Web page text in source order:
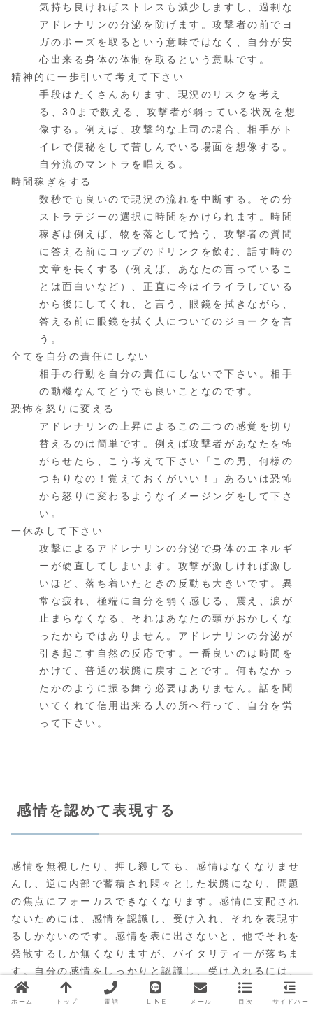
気持ち良ければストレスも減少しますし、過剰な
アドレナリンの分泌を防げます。攻撃者の前でヨ
ガのポーズを取るという意味ではなく、自分が安
心出来る身体の体制を取るという意味です。
精神的に一歩引いて考えて下さい
手段はたくさんあります、現況のリスクを考え
る、30まで数える、攻撃者が弱っている状況を想
像する。例えば、攻撃的な上司の場合、相手がト
イレで便秘をして苦しんでいる場面を想像する。
自分流のマントラを唱える。
時間稼ぎをする
数秒でも良いので現況の流れを中断する。その分
ストラテジーの選択に時間をかけられます。時間
稼ぎは例えば、物を落として拾う、攻撃者の質問
に答える前にコップのドリンクを飲む、話す時の
文章を長くする（例えば、あなたの言っているこ
とは面白いなど）、正直に今はイライラしている
から後にしてくれ、と言う、眼鏡を拭きながら、
答える前に眼鏡を拭く人についてのジョークを言
う。
全てを自分の責任にしない
相手の行動を自分の責任にしないで下さい。相手
の動機なんてどうでも良いことなのです。
恐怖を怒りに変える
アドレナリンの上昇によるこの二つの感覚を切り
替えるのは簡単です。例えば攻撃者があなたを怖
がらせたら、こう考えて下さい「この男、何様の
つもりなの！覚えておくがいい！」あるいは恐怖
から怒りに変わるようなイメージングをして下さ
い。
一休みして下さい
攻撃によるアドレナリンの分泌で身体のエネルギ
ーが硬直してしまいます。攻撃が激しければ激し
いほど、落ち着いたときの反動も大きいです。異
常な疲れ、極端に自分を弱く感じる、震え、涙が
止まらなくなる、それはあなたの頭がおかしくな
ったからではありません。アドレナリンの分泌が
引き起こす自然の反応です。一番良いのは時間を
かけて、普通の状態に戻すことです。何もなかっ
たかのように振る舞う必要はありません。話を聞
いてくれて信用出来る人の所へ行って、自分を労
って下さい。
感情を認めて表現する
感情を無視したり、押し殺しても、感情はなくなりませ
んし、逆に内部で蓄積され悶々とした状態になり、問題
の焦点にフォーカスできなくなります。感情に支配され
ないためには、感情を認識し、受け入れ、それを表現す
るしかないのです。感情を表に出さないと、他でそれを
発散するしか無くなりますが、バイタリティーが落ちま
す。自分の感情をしっかりと認識し、受け入れるには、
このページだけでは方法を語り尽くすことは出来ませ
ん。自分の弱点を見せずに感情を表現する方法は今後紹
ホーム トップ 電話 LINE メール 目次 サイドバー